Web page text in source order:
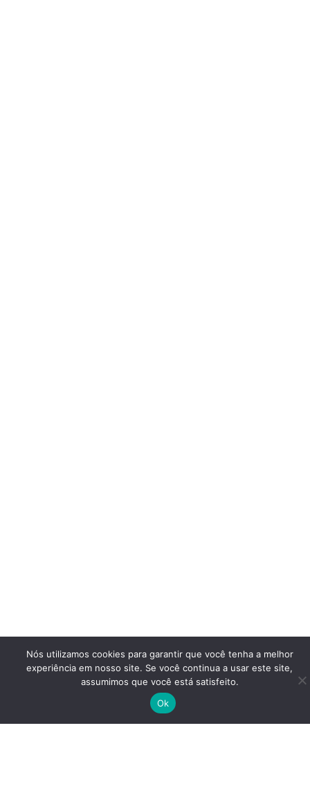
Nós utilizamos cookies para garantir que você tenha a melhor
experiência em nosso site. Se você continua a usar este site,
assumimos que você está satisfeito.
Ok